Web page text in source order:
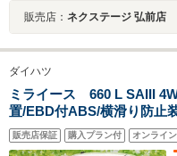
販売店： ネクステージ 弘前店
ダイハツ
ミライース 660 L SAIII
置/EBD付ABS/横滑り防止
煙車/エアバッグ 運転席/エ
ドウ/マニュアルエアコン/
販売店保証 購入プラン付 オンライ